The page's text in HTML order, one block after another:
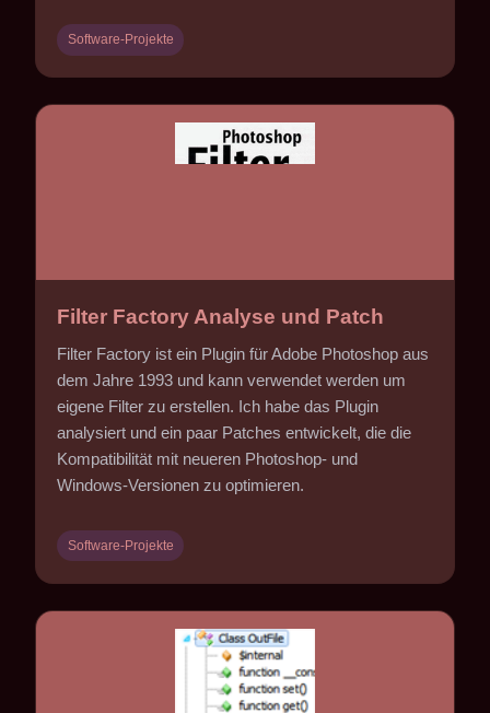
Software-Projekte
Filter Factory Analyse und Patch
Filter Factory ist ein Plugin für Adobe Photoshop aus
dem Jahre 1993 und kann verwendet werden um
eigene Filter zu erstellen. Ich habe das Plugin
analysiert und ein paar Patches entwickelt, die die
Kompatibilität mit neueren Photoshop- und
Windows-Versionen zu optimieren.
Software-Projekte